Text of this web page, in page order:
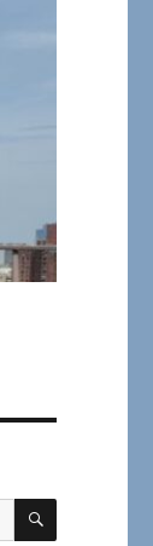
SUCHEN